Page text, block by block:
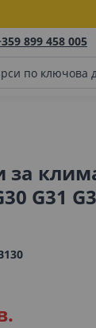
899 458 005
за
G31